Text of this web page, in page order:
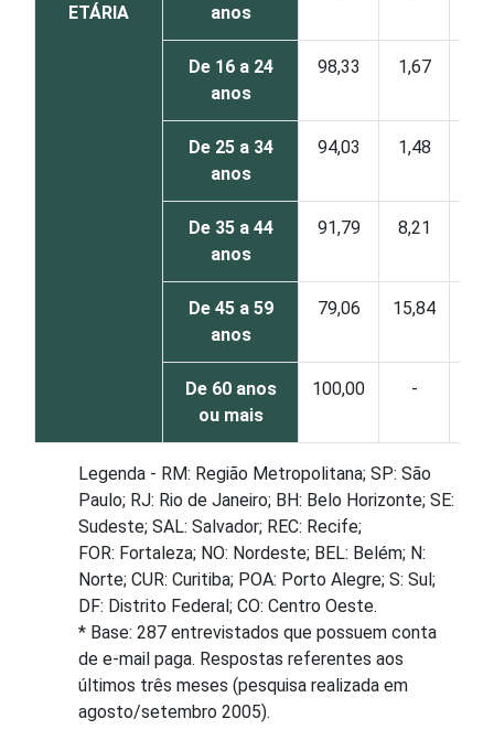
ETÁRIA
anos
De 16 a 24
anos
98,33 1,67
De 25 a 34
anos
94,03 1,48
De 35 a 44
anos
91,79 8,21
De 45 a 59
anos
79,06 15,84
De 60 anos
ou mais
100,00 -
Legenda - RM: Região Metropolitana; SP: São
Paulo; RJ: Rio de Janeiro; BH: Belo Horizonte; SE:
Sudeste; SAL: Salvador; REC: Recife;
FOR: Fortaleza; NO: Nordeste; BEL: Belém; N:
Norte; CUR: Curitiba; POA: Porto Alegre; S: Sul;
DF: Distrito Federal; CO: Centro Oeste.
* Base: 287 entrevistados que possuem conta
de e-mail paga. Respostas referentes aos
últimos três meses (pesquisa realizada em
agosto/setembro 2005).